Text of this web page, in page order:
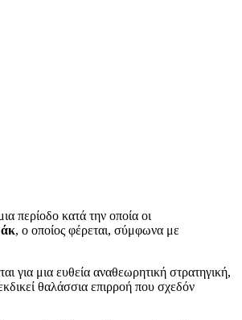
περίοδο κατά την οποία οι
, ο οποίος φέρεται, σύμφωνα με
για μια ευθεία αναθεωρητική στρατηγική,
θαλάσσια επιρροή που σχεδόν